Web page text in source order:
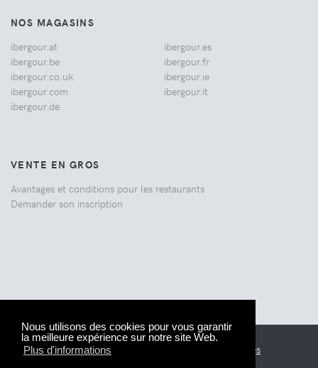
Nous utilisons des cookies pour vous garantir
la meilleure expérience sur notre site Web.
Plus d'informations
NOS MAGASINS
ibergour.at
ibergour.be
ibergour.co.uk
ibergour.com
ibergour.de
ibergour.es
ibergour.fr
ibergour.ie
ibergour.it
VENTE EN GROS
Avantages et conditions pour les restaurants
Demander son inscription
© 2005-2026 IberGour. Informations légales